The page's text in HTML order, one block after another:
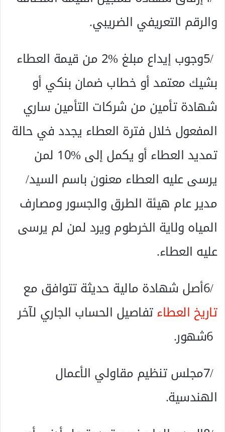
‬والرقم‭ ‬التعريفي‭ ‬الضريبي‭.‬
‬يرسى‭ ‬عليه‭ ‬العطاء‭ ‬معنون‭ ‬باسم‭ ‬السيد‭/
‬عليه‭ ‬العطاء‭.‬
6‭/ ‬أصل‭ ‬شهادة‭ ‬مالية‭ ‬حديثة‭ ‬تتوافق‭ ‬مع‭
‬تاريخ‭ ‬العطاء‭
‬6‭ ‬شهور‭.‬
‬الهندسية‭.‬